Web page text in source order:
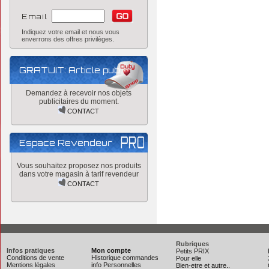
Email
Indiquez votre email et nous vous
enverrons des offres privilèges.
GRATUIT: Article pub
Demandez à recevoir nos objets
publicitaires du moment.
CONTACT
Espace Revendeur
Vous souhaitez proposez nos produits
dans votre magasin à tarif revendeur
CONTACT
Infos pratiques
Conditions de vente
Mentions légales
Mon compte
Historique commandes
info Personnelles
Rubriques
Petits PRIX
Pour elle
Bien-etre et autre..